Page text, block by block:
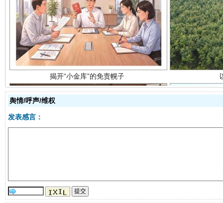
揭开“小金库”的免责幌子
舆情/呼声/维权
发表感言：